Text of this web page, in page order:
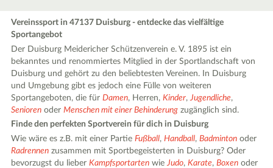
Vereinssport in 47137 Duisburg - entdecke das vielfältige
Sportangebot
Der Duisburg Meidericher Schützenverein e. V. 1895 ist ein
bekanntes und renommiertes Mitglied in der Sportlandschaft von
Duisburg und gehört zu den beliebtesten Vereinen. In Duisburg
und Umgebung gibt es jedoch eine Fülle von weiteren
Sportangeboten, die fürDamen, Herren,Kinder,Jugendliche,
Senioren oderMenschen mit einer Behinderung zugänglich sind.
Finde den perfekten Sportverein für dich in Duisburg
Wie wäre es z.B. mit einer PartieFußball,Handball,Badminton oder
Radrennen zusammen mit Sportbegeisterten in Duisburg? Oder
bevorzugst du lieberKampfsportarten wieJudo,Karate,Boxen oder